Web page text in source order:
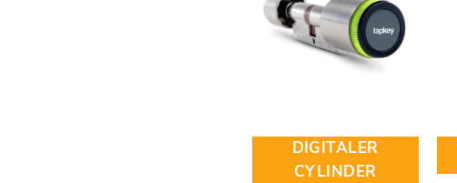
DIGITALER
CYLINDER